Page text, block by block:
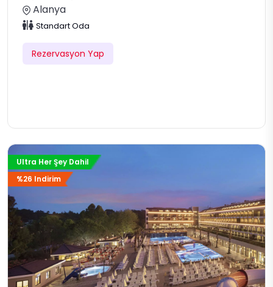
Alanya
Standart Oda
Rezervasyon Yap
Ultra Her Şey Dahil
%26 Indirim